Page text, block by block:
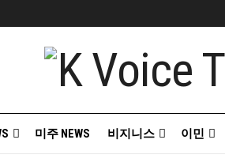
미주 NEWS 비지니스 이민